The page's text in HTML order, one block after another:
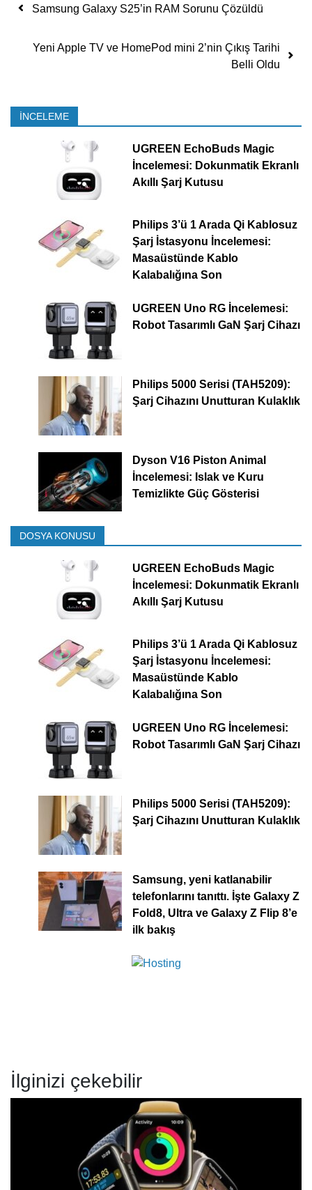
Yazı dolaşımı
Samsung Galaxy S25’in RAM Sorunu Çözüldü
Yeni Apple TV ve HomePod mini 2’nin Çıkış Tarihi
Belli Oldu
İNCELEME
UGREEN EchoBuds Magic
İncelemesi: Dokunmatik Ekranlı
Akıllı Şarj Kutusu
Philips 3’ü 1 Arada Qi Kablosuz
Şarj İstasyonu İncelemesi:
Masaüstünde Kablo
Kalabalığına Son
UGREEN Uno RG İncelemesi:
Robot Tasarımlı GaN Şarj Cihazı
Philips 5000 Serisi (TAH5209):
Şarj Cihazını Unutturan Kulaklık
Dyson V16 Piston Animal
İncelemesi: Islak ve Kuru
Temizlikte Güç Gösterisi
DOSYA KONUSU
UGREEN EchoBuds Magic
İncelemesi: Dokunmatik Ekranlı
Akıllı Şarj Kutusu
Philips 3’ü 1 Arada Qi Kablosuz
Şarj İstasyonu İncelemesi:
Masaüstünde Kablo
Kalabalığına Son
UGREEN Uno RG İncelemesi:
Robot Tasarımlı GaN Şarj Cihazı
Philips 5000 Serisi (TAH5209):
Şarj Cihazını Unutturan Kulaklık
Samsung, yeni katlanabilir
telefonlarını tanıttı. İşte Galaxy Z
Fold8, Ultra ve Galaxy Z Flip 8’e
ilk bakış
İlginizi çekebilir